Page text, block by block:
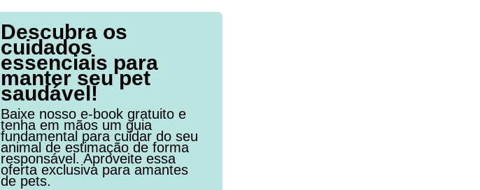
Descubra os
cuidados
essenciais para
manter seu pet
saudável!
Baixe nosso e-book gratuito e
tenha em mãos um guia
fundamental para cuidar do seu
animal de estimação de forma
responsável. Aproveite essa
oferta exclusiva para amantes
de pets.